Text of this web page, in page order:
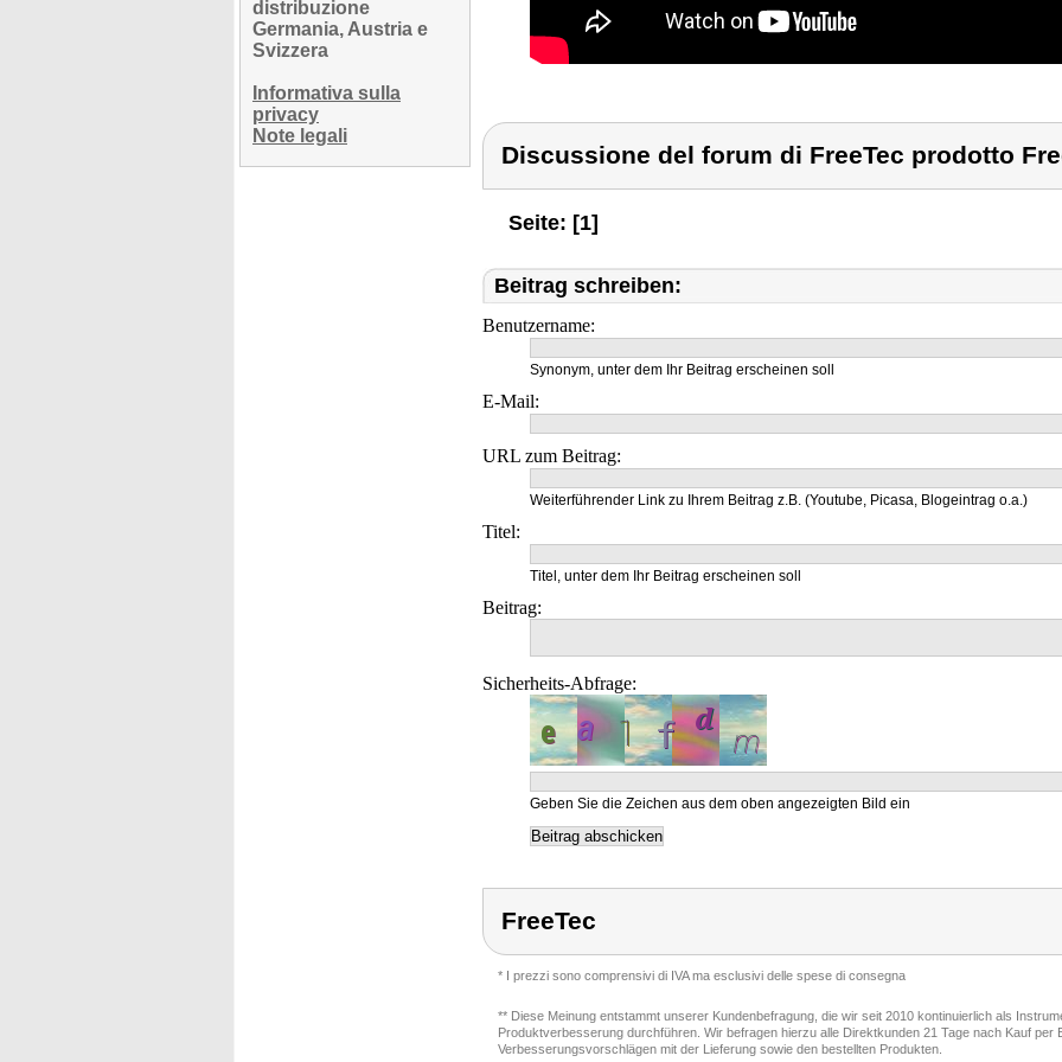
distribuzione
Germania, Austria e
Svizzera
Informativa sulla
privacy
Note legali
Discussione del forum di FreeTec prodotto
Seite: [1]
Beitrag schreiben:
Benutzername:
Synonym, unter dem Ihr Beitrag erscheinen soll
E-Mail:
URL zum Beitrag:
Weiterführender Link zu Ihrem Beitrag z.B. (Youtube, Picasa, Blogeintrag o.a.)
Titel:
Titel, unter dem Ihr Beitrag erscheinen soll
Beitrag:
Sicherheits-Abfrage:
Geben Sie die Zeichen aus dem oben angezeigten Bild ein
FreeTec
* I prezzi sono comprensivi di IVA ma esclusivi delle spese di consegna
** Diese Meinung entstammt unserer Kundenbefragung, die wir seit 2010 kontinuierlich als
Produktverbesserung durchführen. Wir befragen hierzu alle Direktkunden 21 Tage nach Kauf per
Verbesserungsvorschlägen mit der Lieferung sowie den bestellten Produkten.